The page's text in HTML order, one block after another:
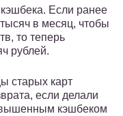
Если ранее
в месяц, чтобы
то теперь
рублей.
старых карт
если делали
кэшбеком